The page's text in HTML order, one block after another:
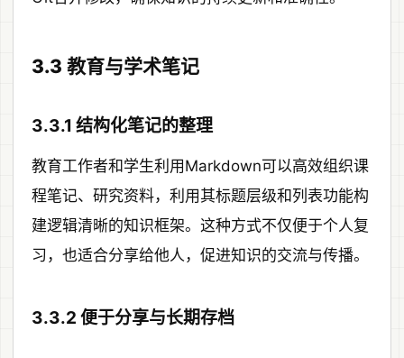
3.3 教育与学术笔记
3.3.1 结构化笔记的整理
教育工作者和学生利用Markdown可以高效组织课
程笔记、研究资料，利用其标题层级和列表功能构
建逻辑清晰的知识框架。这种方式不仅便于个人复
习，也适合分享给他人，促进知识的交流与传播。
3.3.2 便于分享与长期存档